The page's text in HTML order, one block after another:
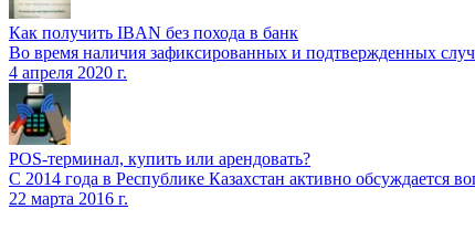
Как получить IBAN без похода в банк
Во время наличия зафиксированных и подтвержденных
4 апреля 2020 г.
POS-терминал, купить или арендовать?
С 2014 года в Республике Казахстан активно
22 марта 2016 г.